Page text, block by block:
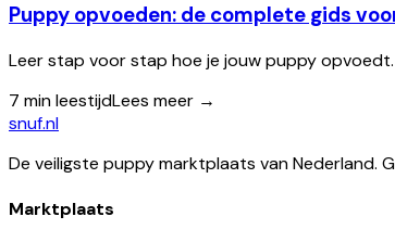
Puppy opvoeden: de complete gids
Leer stap voor stap hoe je jouw puppy
7 min leestijdLees meer →
snuf.nl
De veiligste puppy marktplaats van Nederland.
Marktplaats